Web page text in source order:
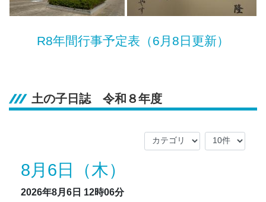
R8年間行事予定表（6月8日更新）
土の子日誌 令和８年度
8月6日（木）
2026年8月6日 12時06分